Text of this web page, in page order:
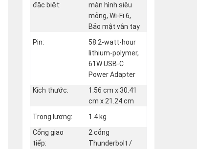
đặc biệt:
màn hình siêu
mỏng, Wi-Fi 6,
Bảo mật vân tay
Pin:
58.2-watt-hour
lithium-polymer,
61W USB-C
Power Adapter
Kích thước:
1.56 cm x 30.41
cm x 21.24 cm
Trọng lượng:
1.4 kg
Cổng giao
tiếp:
2 cổng
Thunderbolt /